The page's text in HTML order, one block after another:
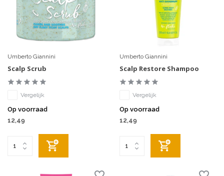
Umberto Giannini
Scalp Scrub
Vergelijk
Op voorraad
12,49
Umberto Giannini
Scalp Restore Shampoo
Vergelijk
Op voorraad
12,49